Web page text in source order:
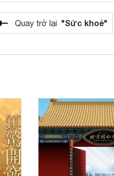
Quay trở lại "Sức khoẻ"